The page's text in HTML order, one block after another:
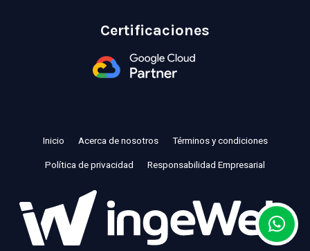
Certificaciones
Inicio Acerca de nosotros Términos y condiciones
Política de privacidad Responsabilidad Empresarial